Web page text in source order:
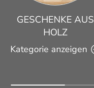
GESCHENKE AUS
HOLZ
Kategorie anzeigen